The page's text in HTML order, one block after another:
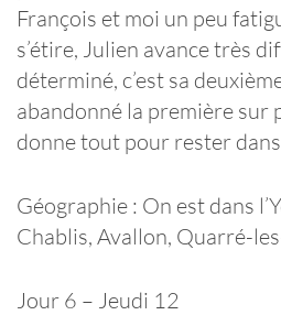
François et moi un peu
s’étire, Julien avance très
déterminé, c’est sa
abandonné la première sur
donne tout pour rester
Géographie : On est dans
Chablis, Avallon, Quarré-
Jour 6 – Jeudi 12